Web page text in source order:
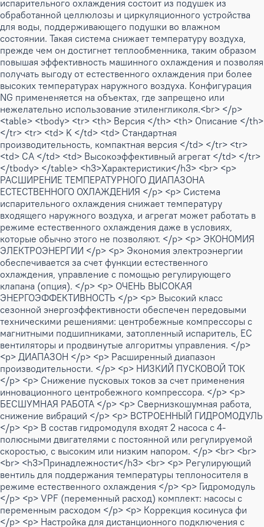
испарительного охлаждения состоит из подушек из
обработанной целлюлозы и циркуляционного устройства
для воды, поддерживающего подушки во влажном
состоянии. Такая система снижает температуру воздуха,
прежде чем он достигнет теплообменника, таким образом
повышая эффективность машинного охлаждения и позволяя
получать выгоду от естественного охлаждения при более
высоких температурах наружного воздуха. Конфигурация
NG примененяется на объектах, где запрещено или
нежелательно использование этиленгликоля.<br> </p>
<table> <tbody> <tr> <th> Версия </th> <th> Описание </th>
</tr> <tr> <td> K </td> <td> Стандартная
производительность, компактная версия </td> </tr> <tr>
<td> CA </td> <td> Высокоэффективный агрегат </td> </tr>
</tbody> </table> <h3>Характеристики</h3> <br> <p>
РАСШИРЕНИЕ ТЕМПЕРАТУРНОГО ДИАПАЗОНА
ЕСТЕСТВЕННОГО ОХЛАЖДЕНИЯ </p> <p> Система
испарительного охлаждения снижает температуру
входящего наружного воздуха, и агрегат может работать в
режиме естественного охлаждения даже в условиях,
которые обычно этого не позволяют. </p> <p> ЭКОНОМИЯ
ЭЛЕКТРОЭНЕРГИИ </p> <p> Экономия электроэнергии
обеспечивается за счет функции естественного
охлаждения, управление с помощью регулирующего
клапана (опция). </p> <p> ОЧЕНЬ ВЫСОКАЯ
ЭНЕРГОЭФФЕКТИВНОСТЬ </p> <p> Высокий класс
сезонной энергоэффективности обеспечен передовыми
техническими решениями: центробежные компрессоры с
магнитными подшипниками, затопленный испаритель, ЕС
вентиляторы и продвинутые алгоритмы управления. </p>
<p> ДИАПАЗОН </p> <p> Расширенный диапазон
производительности. </p> <p> НИЗКИЙ ПУСКОВОЙ ТОК
</p> <p> Снижение пусковых токов за счет применения
инновационного центробежного компрессора. </p> <p>
БЕСШУМНАЯ РАБОТА </p> <p> Свернизкошумная работа,
снижение вибраций </p> <p> ВСТРОЕННЫЙ ГИДРОМОДУЛЬ
</p> <p> В состав гидромодуля входят 2 насоса с 4-
полюсными двигателями с постоянной или регулируемой
скоростью, с высоким или низким напором. </p> <br> <br>
<br> <h3>Принадлежности</h3> <br> <p> Регулирующий
вентиль для поддержания температуры теплоносителя в
режиме естественного охлаждения </p> <p> Гидромодуль
</p> <p> VPF (переменный расход) комплект: насосы с
переменным расходом </p> <p> Коррекция косинуса фи
</p> <p> Настройка для дистанционного подключения с